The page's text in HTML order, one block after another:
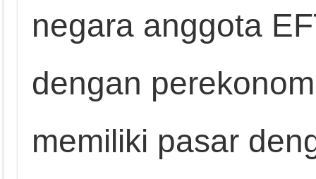
negara anggota
dengan
memiliki pasar